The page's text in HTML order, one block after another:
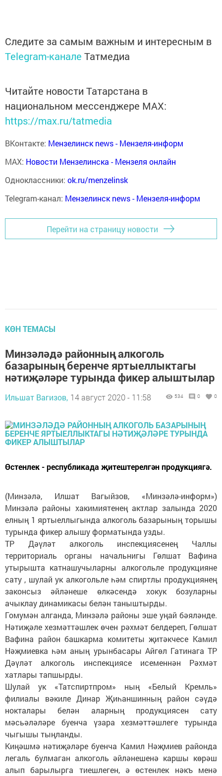
Следите за самым важным и интересным в
Telegram-канале Татмедиа
Читайте новости Татарстана в
национальном мессенджере MАХ:
https://max.ru/tatmedia
ВКонтакте: Мензелинск news - Мензеля-информ
MAX: Новости Мензелинска - Мензеля онлайн
Одноклассники: ok.ru/menzelinsk
Telegram-канал: Мензелинск news - Мензеля-информ
Перейти на страницу новости
КӨН ТЕМАСЫ
Минзәләдә районның алкоголь
базарының беренче яртыеллыктагы
нәтиҗәләре турында фикер алыштылар
Ильшат Вагизов, 14 август 2020 - 11:58 534 0 0
Өстенлек - республикада җитештерелгән продукциягә.
(Минзәлә, Илшат Вагыйзов, «Минзәлә-информ»)
Минзәлә районы хакимиятенең актлар залында 2020
елның 1 яртыеллыгында алкоголь базарының торышы
турында фикер алышу форматында узды.
ТР Дәүләт алкоголь инспекциясенең Чаллы
территориаль органы начальнигы Гөлшат Вафина
утырышта катнашучыларны алкогольле продукцияне
сату , шулай ук алкогольле һәм спиртлы продукциянең
законсыз әйләнеше өлкәсендә хокук бозуларны
ачыклау динамикасы белән таныштырды.
Гомумән алганда, Минзәлә районы эше уңай бәяләнде.
Нәтиҗәле хезмәттәшлек өчен рәхмәт белдереп, Гөлшат
Вафина район башкарма комитеты җитәкчесе Камил
Нәҗмиевка һәм аның урынбасары Айгөл Гатинага ТР
Дәүләт алкоголь инспекциясе исеменнән Рәхмәт
хатлары тапшырды.
Шулай ук «Татспиртпром» ның «Белый Кремль»
филиалы вәкиле Динар Җиһаншинның район сәүдә
нокталары белән аларның продукциясен сату
мәсьәләләре буенча үзара хезмәттәшлеге турында
чыгышы тыңланды.
Киңәшмә нәтиҗәләре буенча Камил Нәҗмиев районда
легаль булмаган алкоголь әйләнешенә каршы көрәш
алып барылырга тиешлеген, ә өстенлек нәкъ менә